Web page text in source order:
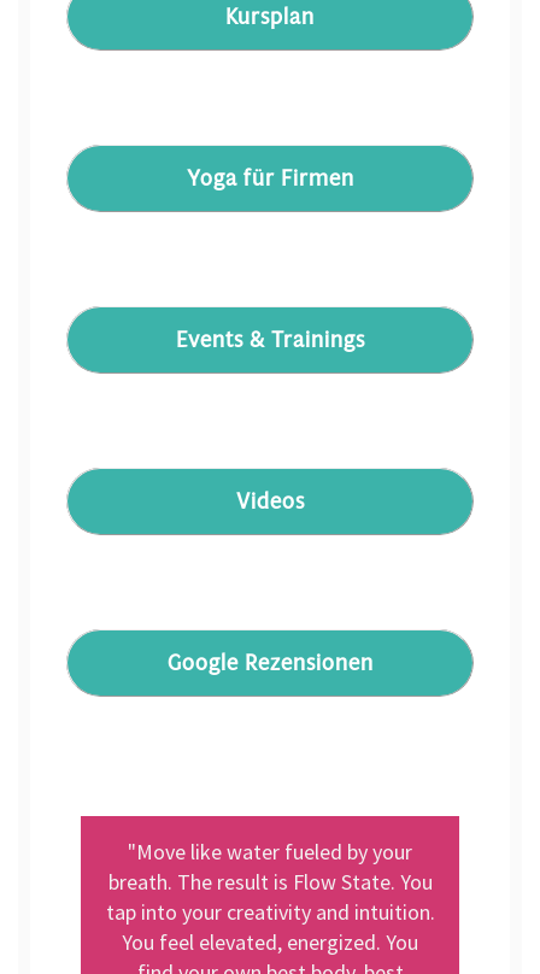
Kursplan
Yoga für Firmen
Events & Trainings
Videos
Google Rezensionen
"Move like water fueled by your
breath. The result is Flow State. You
tap into your creativity and intuition.
You feel elevated, energized. You